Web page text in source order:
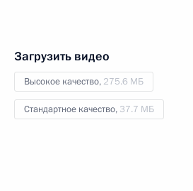
Загрузить видео
Высокое качество, 275.6 МБ
Стандартное качество, 37.7 МБ